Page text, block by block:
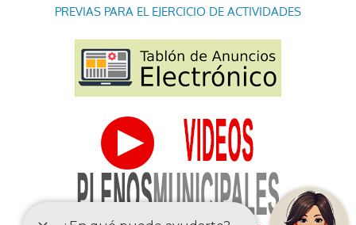
PREVIAS PARA EL EJERCICIO DE ACTIVIDADES